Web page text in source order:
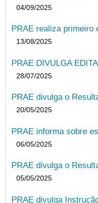
04/09/2025
PRAE realiza primeiro
13/08/2025
PRAE DIVULGA
28/07/2025
PRAE divulga o
20/05/2025
PRAE informa sobre
06/05/2025
PRAE divulga o
05/05/2025
PRAE divulga